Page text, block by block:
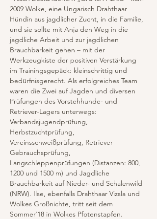
2009 Wolke, eine Ungarisch Drahthaar
Hündin aus jagdlicher Zucht, in die Familie,
und sie sollte mit Anja den Weg in die
jagdliche Arbeit und zur jagdlichen
Brauchbarkeit gehen – mit der
Werkzeugkiste der positiven Verstärkung
im Trainingsgepäck: kleinschrittig und
bedürfnisgerecht. Als erfolgreiches Team
waren die Zwei auf Jagden und diversen
Prüfungen des Vorstehhunde- und
Retriever-Lagers unterwegs:
Verbandsjugendprüfung,
Herbstzuchtprüfung,
Vereinsschweißprüfung, Retriever-
Gebrauchsprüfung,
Langschleppenprüfungen (Distanzen: 800,
1200 und 1500 m) und Jagdliche
Brauchbarkeit auf Nieder- und Schalenwild
(NRW). Ilse, ebenfalls Drahthaar Vizsla und
Wolkes Großnichte, tritt seit dem
Sommer`18 in Wolkes Pfotenstapfen.